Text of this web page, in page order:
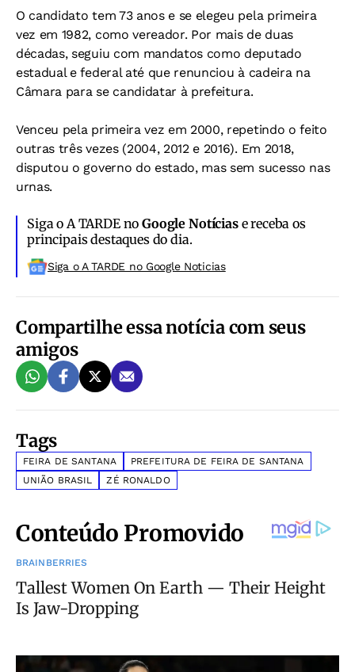
O candidato tem 73 anos e se elegeu pela primeira
vez em 1982, como vereador. Por mais de duas
décadas, seguiu com mandatos como deputado
estadual e federal até que renunciou à cadeira na
Câmara para se candidatar à prefeitura.
Venceu pela primeira vez em 2000, repetindo o feito
outras três vezes (2004, 2012 e 2016). Em 2018,
disputou o governo do estado, mas sem sucesso nas
urnas.
Siga o A TARDE noGoogle Notíciase receba os
principais destaques do dia.
Siga o A TARDE no Google Noticias
Compartilhe essa notícia com seus
amigos
Tags
FEIRA DE SANTANA
PREFEITURA DE FEIRA DE SANTANA
UNIÃO BRASIL
ZÉ RONALDO